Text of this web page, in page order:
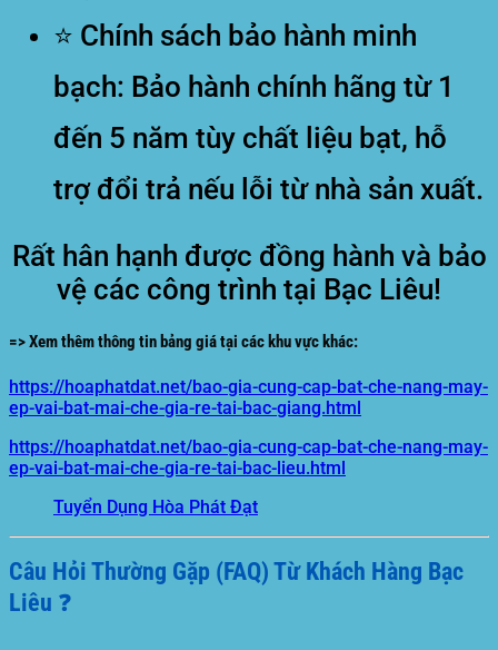
⭐ Chính sách bảo hành minh
bạch: Bảo hành chính hãng từ 1
đến 5 năm tùy chất liệu bạt, hỗ
trợ đổi trả nếu lỗi từ nhà sản xuất.
Rất hân hạnh được đồng hành và bảo
vệ các công trình tại Bạc Liêu!
=> Xem thêm thông tin bảng giá tại các khu vực khác:
https://hoaphatdat.net/bao-gia-cung-cap-bat-che-nang-may-
ep-vai-bat-mai-che-gia-re-tai-bac-giang.html
https://hoaphatdat.net/bao-gia-cung-cap-bat-che-nang-may-
ep-vai-bat-mai-che-gia-re-tai-bac-lieu.html
Tuyển Dụng Hòa Phát Đạt
Câu Hỏi Thường Gặp (FAQ) Từ Khách Hàng Bạc
Liêu ❓